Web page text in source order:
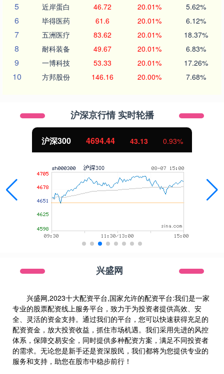
5 近岸蛋白 46.72 20.01% 5.62%
6 毕得医药 61.6 20.01% 6.12%
7 五洲医疗 83.62 20.01% 18.37%
8 耐科装备 49.67 20.01% 6.83%
9 一博科技 53.33 20.01% 17.26%
10 方邦股份 146.16 20.00% 7.68%
沪深京行情 实时轮播
北证50 1134.24
兴盛网
兴盛网,2023十大配资平台,国家允许的配资平台:我们是一家
专业的股票配资线上服务平台，致力于为投资者提供高效、安
全、灵活的资金支持。通过我们的平台，您可以快速获得充足的
配资资金，放大投资收益，抓住市场机遇。我们采用先进的风控
体系，保障交易安全，同时提供多种配资方案，满足不同投资者
的需求。无论您是新手还是资深股民，我们都将为您提供专业的
服务和支持，助您在股市中稳步前行！